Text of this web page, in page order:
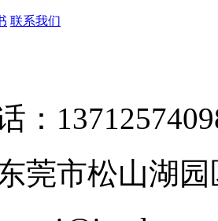
联系我们
：
莞市松山湖